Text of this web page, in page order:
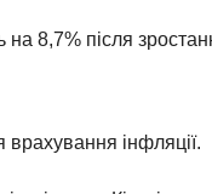
на 8,7% після
врахування інфляції.